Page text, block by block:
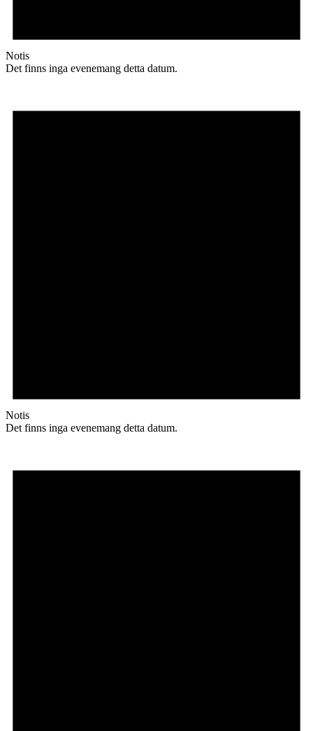
Notis
Det finns inga evenemang detta datum.
Notis
Det finns inga evenemang detta datum.